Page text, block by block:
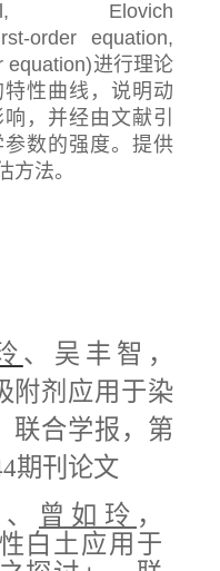
Elovich
order equation,
equation)进行理论
性曲线，说明动
，并经由文献引
数的强度。提供
方法。
、吴丰智，
附剂应用于染
联合学报，第
期刊论文
曾如玲 ，
白土应用于